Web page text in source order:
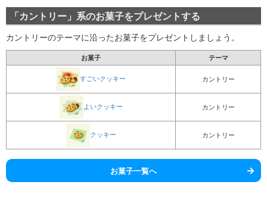
「カントリー」系のお菓子をプレゼントする
カントリーのテーマに沿ったお菓子をプレゼントしましょう。
お菓子 テーマ
すごいクッキー カントリー
よいクッキー カントリー
クッキー カントリー
お菓子一覧へ